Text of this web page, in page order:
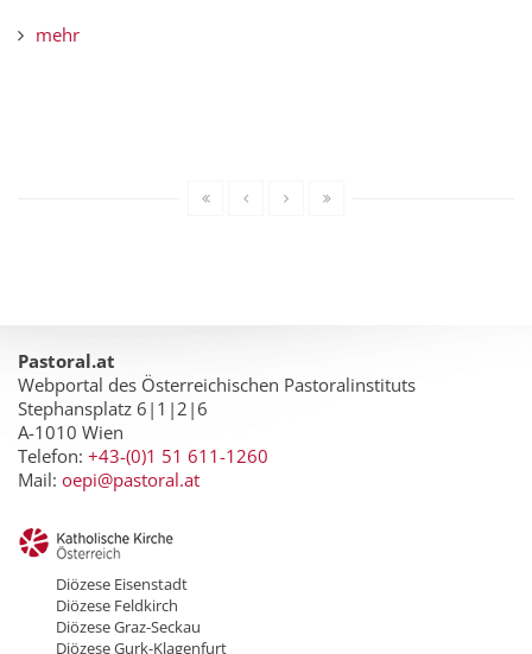
mehr
Pastoral.at
Webportal des Österreichischen Pastoralinstituts
Stephansplatz 6|1|2|6
A-1010 Wien
Telefon: +43-(0)1 51 611-1260
Mail: oepi@pastoral.at
Diözese Eisenstadt
Diözese Feldkirch
Diözese Graz-Seckau
Diözese Gurk-Klagenfurt